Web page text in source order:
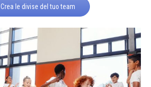
Crea le divise del tuo team